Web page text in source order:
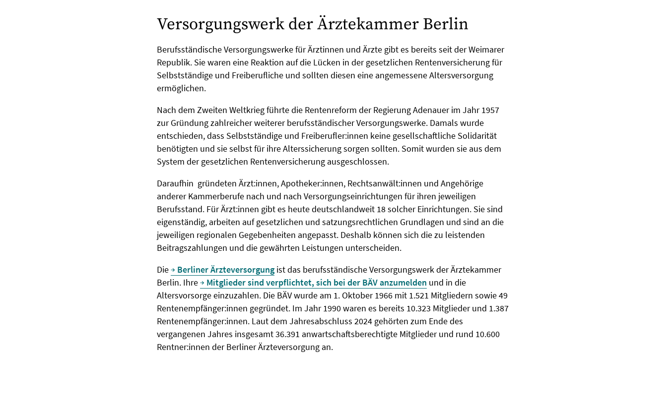
Versorgungswerk der Ärztekammer Berlin
Berufsständische Versorgungswerke für Ärztinnen und Ärzte gibt es bereits seit der Weimarer
Republik. Sie waren eine Reaktion auf die Lücken in der gesetzlichen Rentenversicherung für
Selbstständige und Freiberufliche und sollten diesen eine angemessene Altersversorgung
ermöglichen.
Nach dem Zweiten Weltkrieg führte die Rentenreform der Regierung Adenauer im Jahr 1957
zur Gründung zahlreicher weiterer berufsständischer Versorgungswerke. Damals wurde
entschieden, dass Selbstständige und Freiberufler:innen keine gesellschaftliche Solidarität
benötigten und sie selbst für ihre Alterssicherung sorgen sollten. Somit wurden sie aus dem
System der gesetzlichen Rentenversicherung ausgeschlossen.
Daraufhin gründeten Ärzt:innen, Apotheker:innen, Rechtsanwält:innen und Angehörige
anderer Kammerberufe nach und nach Versorgungseinrichtungen für ihren jeweiligen
Berufsstand. Für Ärzt:innen gibt es heute deutschlandweit 18 solcher Einrichtungen. Sie sind
eigenständig, arbeiten auf gesetzlichen und satzungsrechtlichen Grundlagen und sind an die
jeweiligen regionalen Gegebenheiten angepasst. Deshalb können sich die zu leistenden
Beitragszahlungen und die gewährten Leistungen unterscheiden.
Die
Berliner Ärzteversorgungist das berufsständische Versorgungswerk der Ärztekammer
Berlin. Ihre
Mitglieder sind verpflichtet, sich bei der BÄV anzumelden und in die
Altersvorsorge einzuzahlen. Die BÄV wurde am 1. Oktober 1966 mit 1.521 Mitgliedern sowie 49
Rentenempfänger:innen gegründet. Im Jahr 1990 waren es bereits 10.323 Mitglieder und 1.387
Rentenempfänger:innen. Laut dem Jahresabschluss 2024 gehörten zum Ende des
vergangenen Jahres insgesamt 36.391 anwartschaftsberechtigte Mitglieder und rund 10.600
Rentner:innen der Berliner Ärzteversorgung an.